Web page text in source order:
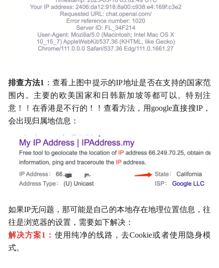
排查方法1 ：查看上图中提示的IP地址是否在支持的国家范
围内。主要的欧美国家和日韩新加坡等都可以。特别注
意！！在香港是不行的！！查看方法，用google直接搜IP，
会出现归属地信息：
如果IP无问题，那可能是自己的本地存在地理位置信息，往
往是浏览器的设置，需要如下解决：
解决方案1： 使用纯净的线路，去Cookie或者使用隐身模
式。